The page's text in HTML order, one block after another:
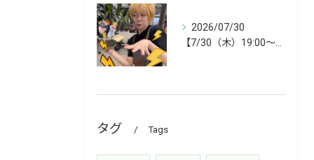
2026/07/30
【7/30（木）19:00〜】今週は雑貨&植物ライブ！
タグ Tags